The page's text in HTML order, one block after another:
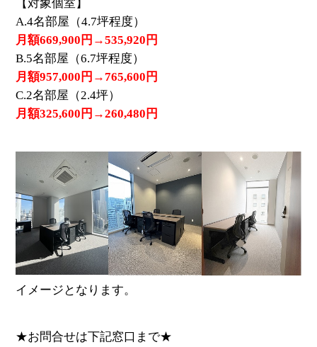
【対象個室】
A.4名部屋（4.7坪程度）
月額669,900円→535,920円
B.5名部屋（6.7坪程度）
月額957,000円→765,600円
C.2名部屋（2.4坪）
月額325,600円→260,480円
イメージとなります。
★お問合せは下記窓口まで★